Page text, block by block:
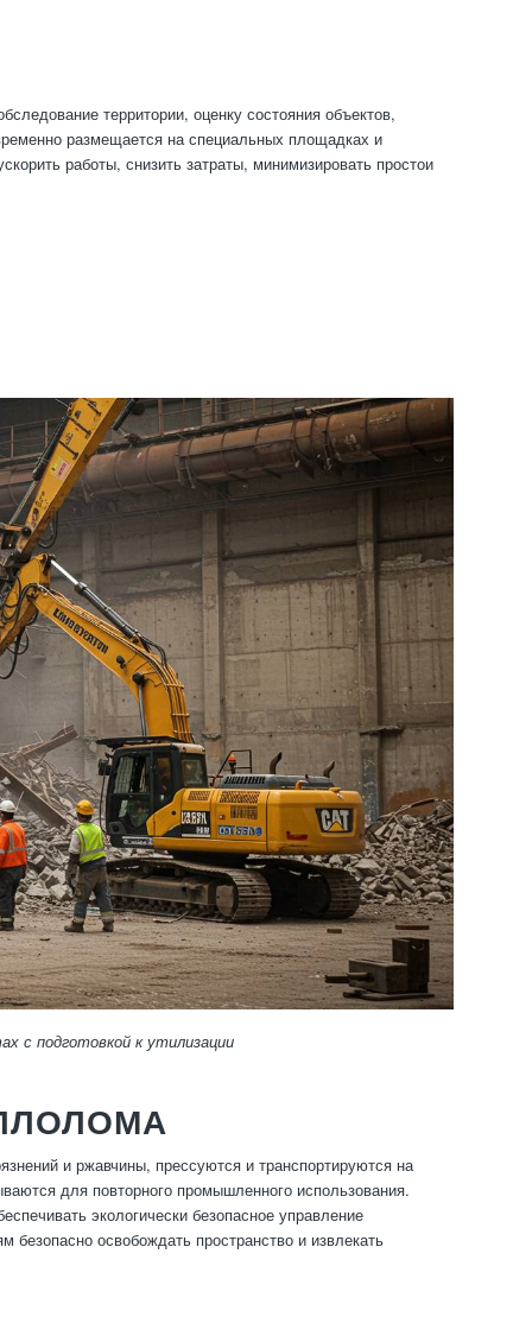
территории, оценку состояния объектов,
размещается на специальных площадках и
работы, снизить затраты, минимизировать простои
с подготовкой к утилизации
и ржавчины, прессуются и транспортируются на
для повторного промышленного использования.
экологически безопасное управление
освобождать пространство и извлекать